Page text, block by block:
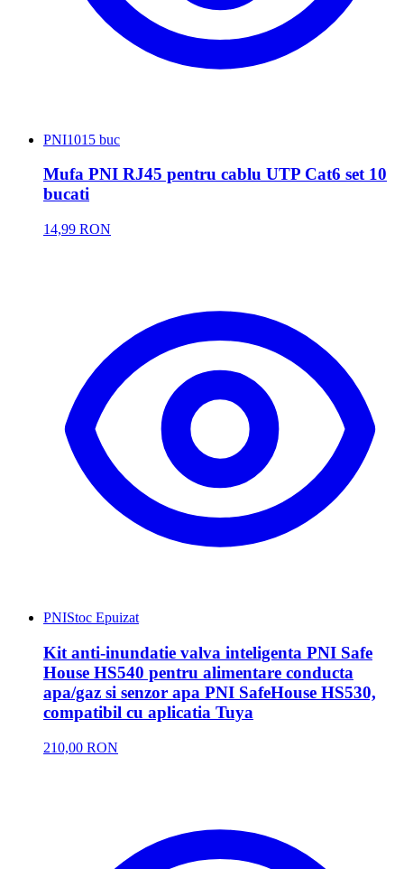
PNI1015 buc
Mufa PNI RJ45 pentru cablu UTP Cat6 set 10
bucati
14,99 RON
PNIStoc Epuizat
Kit anti-inundatie valva inteligenta PNI Safe
House HS540 pentru alimentare conducta
apa/gaz si senzor apa PNI SafeHouse HS530,
compatibil cu aplicatia Tuya
210,00 RON